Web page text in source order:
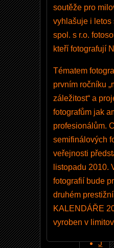
soutěže pro
vyhlašuje i letos
spol. s r.o.
kteří fotografují
Tématem
prvním ročníku
záležitost“ a
fotografům jak
profesionálům.
semifinálových
veřejnosti
listopadu 2010.
fotografií bude
druhém
KALENDÁŘE
vyroben v
1
4
0
m
,
J